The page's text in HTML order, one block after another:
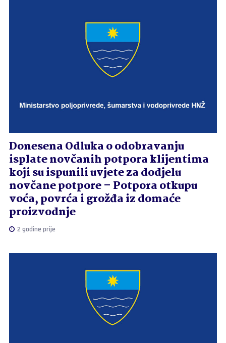
Donesena Odluka o odobravanju
isplate novčanih potpora klijentima
koji su ispunili uvjete za dodjelu
novčane potpore – Potpora otkupu
voća, povrća i grožđa iz domaće
proizvodnje
2 godine prije